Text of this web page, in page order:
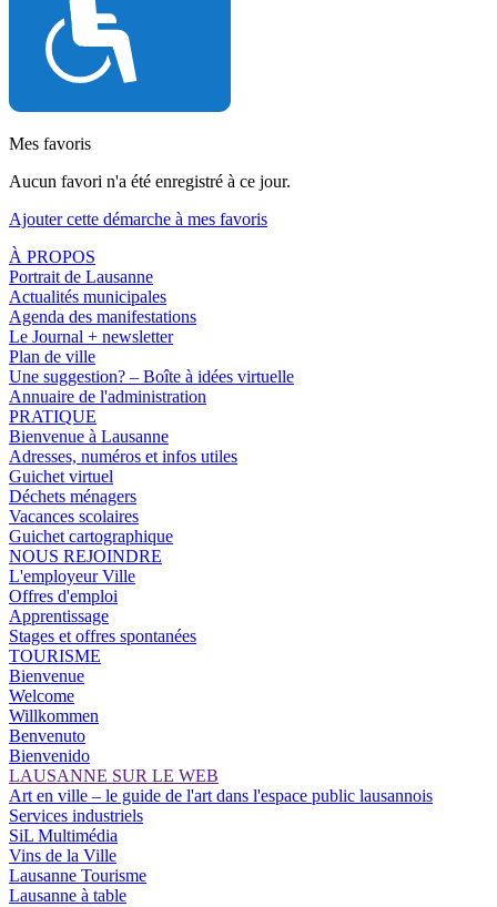
Mes favoris
Aucun favori n'a été enregistré à ce jour.
Ajouter cette démarche à mes favoris
À PROPOS
Portrait de Lausanne
Actualités municipales
Agenda des manifestations
Le Journal + newsletter
Plan de ville
Une suggestion? – Boîte à idées virtuelle
Annuaire de l'administration
PRATIQUE
Bienvenue à Lausanne
Adresses, numéros et infos utiles
Guichet virtuel
Déchets ménagers
Vacances scolaires
Guichet cartographique
NOUS REJOINDRE
L'employeur Ville
Offres d'emploi
Apprentissage
Stages et offres spontanées
TOURISME
Bienvenue
Welcome
Willkommen
Benvenuto
Bienvenido
LAUSANNE SUR LE WEB
Art en ville – le guide de l'art dans l'espace public lausannois
Services industriels
SiL Multimédia
Vins de la Ville
Lausanne Tourisme
Lausanne à table